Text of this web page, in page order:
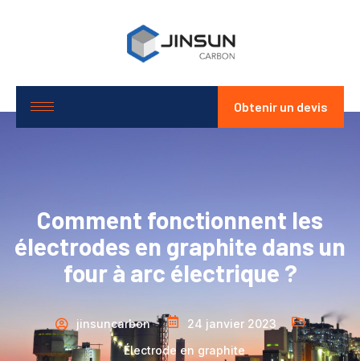
Obtenir un devis
Comment fonctionnent les
électrodes en graphite dans un
four à arc électrique ?
jinsuncarbon
24 janvier 2023
Électrode en graphite